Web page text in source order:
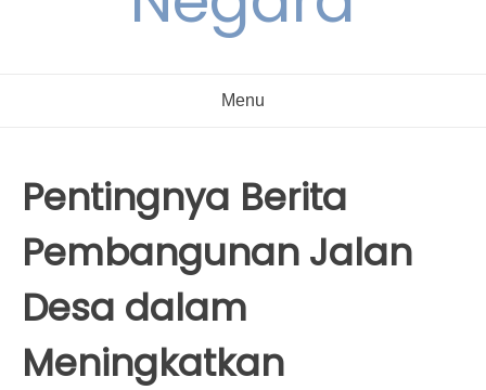
Menu
Pentingnya Berita
Pembangunan Jalan
Desa dalam
Meningkatkan